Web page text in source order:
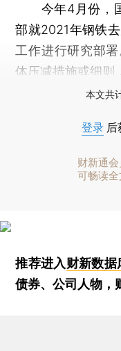
今年4月份，国
部就2021年钢铁
工作进行研究部
体压减措施或细则
本文共
登录 后
财新通会
可畅读全
推荐进入财新数据
债券、公司人物，